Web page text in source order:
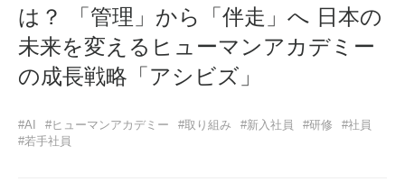
は？ 「管理」から「伴走」へ 日本の
未来を変えるヒューマンアカデミー
の成長戦略「アシビズ」
#AI #ヒューマンアカデミー #取り組み #新入社員 #研修
#社員
#若手社員